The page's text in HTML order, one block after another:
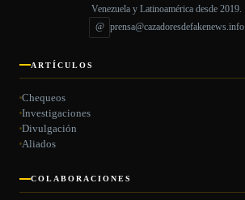
Venezuela y Latinoamérica desde 2019.
@ prensa@cazadoresdefakenews.info
ARTÍCULOS
Chequeos
Investigaciones
Divulgación
Aliados
COLABORACIONES